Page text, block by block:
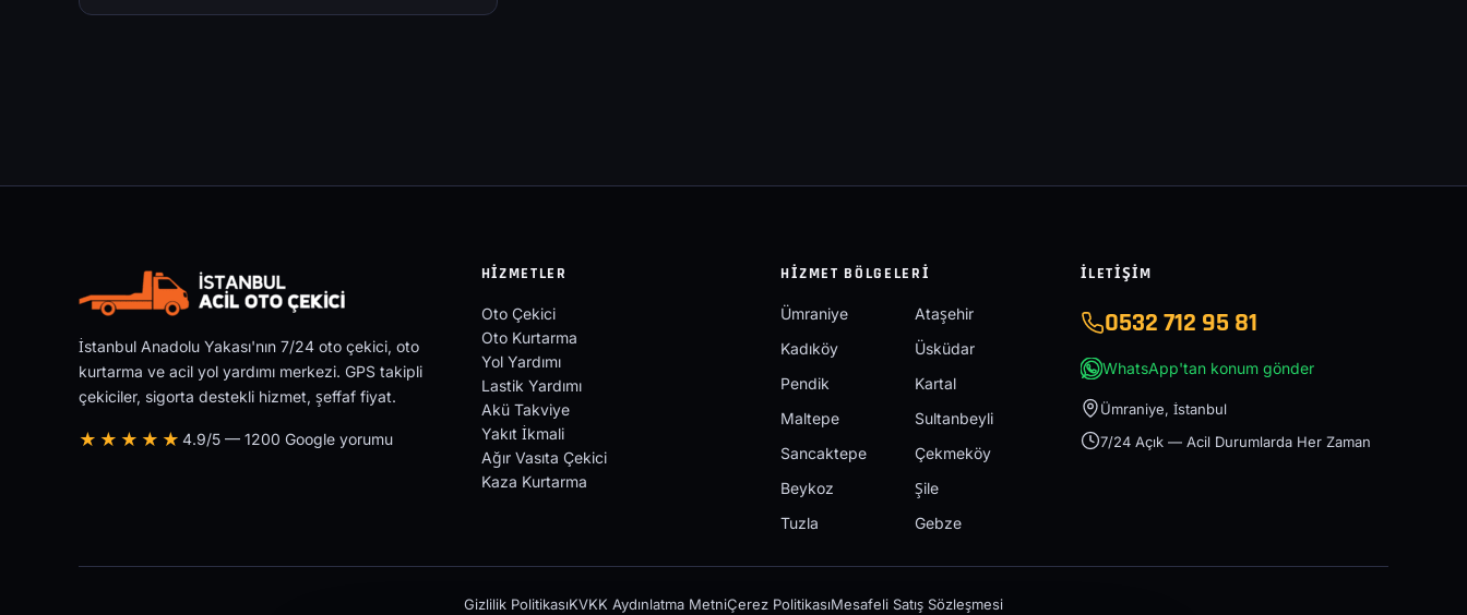
İstanbul Anadolu Yakası'nın 7/24 oto çekici, oto
kurtarma ve acil yol yardımı merkezi. GPS takipli
çekiciler, sigorta destekli hizmet, şeffaf fiyat.
★★★★★ 4.9/5 — 1200 Google yorumu
HIZMETLER
Oto Çekici
Oto Kurtarma
Yol Yardımı
Lastik Yardımı
Akü Takviye
Yakıt İkmali
Ağır Vasıta Çekici
Kaza Kurtarma
HIZMET BÖLGELERI
Ümraniye
Ataşehir
Kadıköy
Üsküdar
Pendik
Kartal
Maltepe
Sultanbeyli
Sancaktepe
Çekmeköy
Beykoz
Şile
Tuzla
Gebze
İLETIŞIM
0532 712 95 81
WhatsApp'tan konum gönder
Ümraniye, İstanbul
7/24 Açık — Acil Durumlarda Her Zaman
Gizlilik PolitikasıKVKK Aydınlatma MetniÇerez PolitikasıMesafeli Satış Sözleşmesi